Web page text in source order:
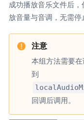
成功播放音乐文件后
放音量与音调，无需停
本组方法需要在
到
回调后调用。